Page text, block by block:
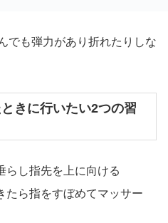
でも弾力があり折れたりしな
きに行いたい2つの習
らし指先を上に向ける
たら指をすぼめてマッサー